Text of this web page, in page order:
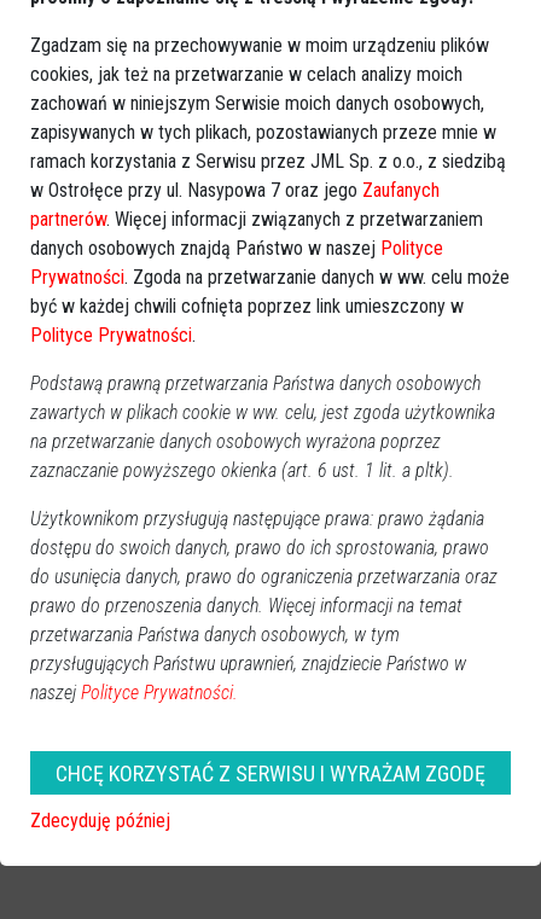
zobacz więcej zdjęć
Zgadzam się na przechowywanie w moim urządzeniu plików
cookies, jak też na przetwarzanie w celach analizy moich
zachowań w niniejszym Serwisie moich danych osobowych,
zapisywanych w tych plikach, pozostawianych przeze mnie w
ramach korzystania z Serwisu przez JML Sp. z o.o., z siedzibą
w Ostrołęce przy ul. Nasypowa 7 oraz jego Zaufanych
partnerów. Więcej informacji związanych z przetwarzaniem
danych osobowych znajdą Państwo w naszej Polityce
Prywatności. Zgoda na przetwarzanie danych w ww. celu może
być w każdej chwili cofnięta poprzez link umieszczony w
Polityce Prywatności.
Podstawą prawną przetwarzania Państwa danych osobowych
zawartych w plikach cookie w ww. celu, jest zgoda użytkownika
na przetwarzanie danych osobowych wyrażona poprzez
zaznaczanie powyższego okienka (art. 6 ust. 1 lit. a pltk).
Użytkownikom przysługują następujące prawa: prawo żądania
dostępu do swoich danych, prawo do ich sprostowania, prawo
do usunięcia danych, prawo do ograniczenia przetwarzania oraz
prawo do przenoszenia danych. Więcej informacji na temat
przetwarzania Państwa danych osobowych, w tym
przysługujących Państwu uprawnień, znajdziecie Państwo w
naszej Polityce Prywatności.
CHCĘ KORZYSTAĆ Z SERWISU I WYRAŻAM ZGODĘ
Zdecyduję później